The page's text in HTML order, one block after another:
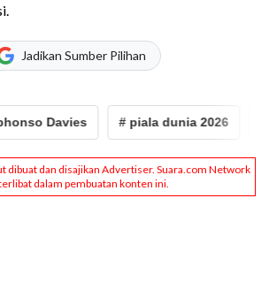
Jadikan Sumber Pilihan
Davies # piala dunia 2026